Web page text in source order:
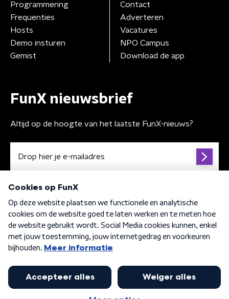
Programmering
Frequenties
Hosts
Demo insturen
Gemist
Contact
Adverteren
Vacatures
NPO Campus
Download de app
FunX nieuwsbrief
Altijd op de hoogte van het laatste FunX-nieuws?
Algemene voorwaarden Privacybeleid